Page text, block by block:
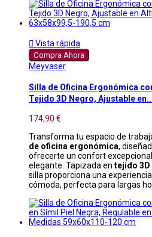
 Vista rápida
Compra Ahora
Meyvaser
Silla de Oficina Ergonómica
Tejido 3D Negro, Ajustable
174,90 €
Transforma tu espacio de
de oficina ergonómica,
ofrecerte un confort
elegante. Tapizada en tejido 3D
silla proporciona una
cómoda, perfecta para largas